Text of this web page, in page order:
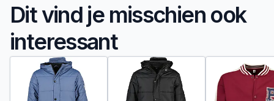
Dit vind je misschien ook
interessant